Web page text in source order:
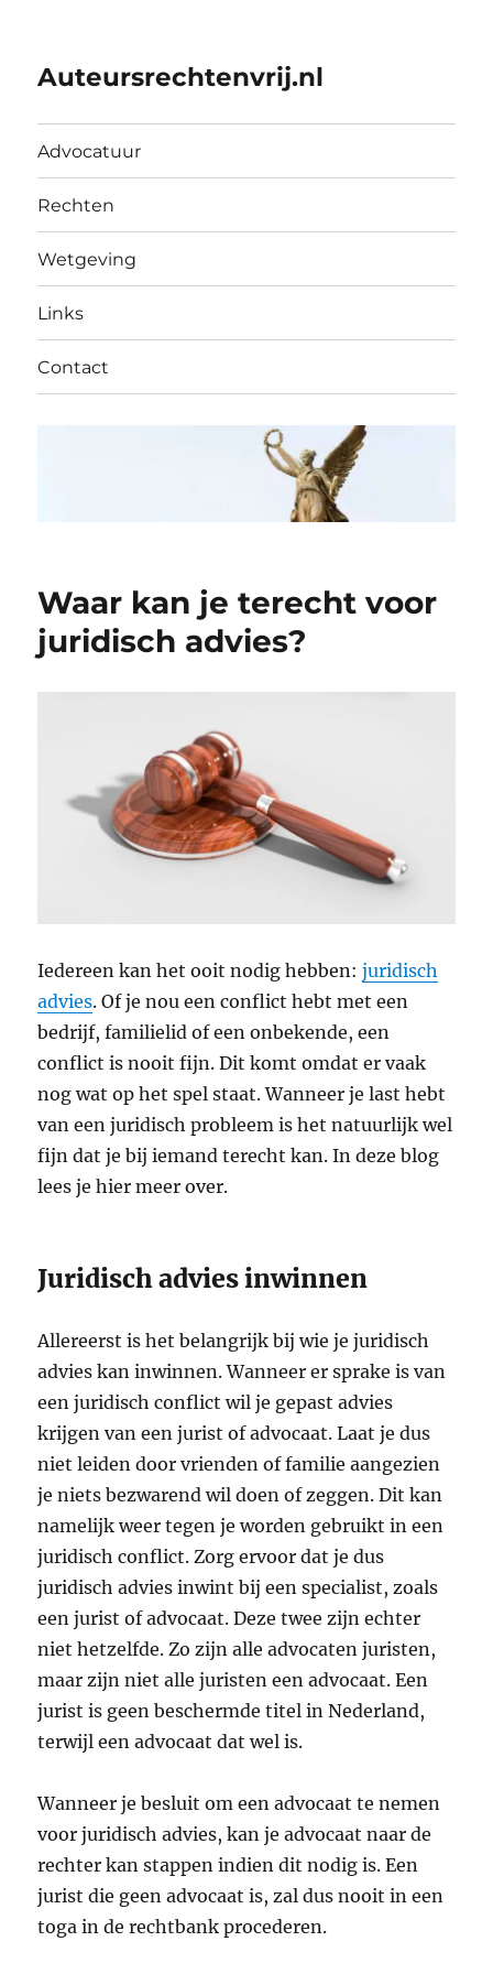
Auteursrechtenvrij.nl
Advocatuur
Rechten
Wetgeving
Links
Contact
Waar kan je terecht voor
juridisch advies?
Iedereen kan het ooit nodig hebben:juridisch
advies. Of je nou een conflict hebt met een
bedrijf, familielid of een onbekende, een
conflict is nooit fijn. Dit komt omdat er vaak
nog wat op het spel staat. Wanneer je last hebt
van een juridisch probleem is het natuurlijk wel
fijn dat je bij iemand terecht kan. In deze blog
lees je hier meer over.
Juridisch advies inwinnen
Allereerst is het belangrijk bij wie je juridisch
advies kan inwinnen. Wanneer er sprake is van
een juridisch conflict wil je gepast advies
krijgen van een jurist of advocaat. Laat je dus
niet leiden door vrienden of familie aangezien
je niets bezwarend wil doen of zeggen. Dit kan
namelijk weer tegen je worden gebruikt in een
juridisch conflict. Zorg ervoor dat je dus
juridisch advies inwint bij een specialist, zoals
een jurist of advocaat. Deze twee zijn echter
niet hetzelfde. Zo zijn alle advocaten juristen,
maar zijn niet alle juristen een advocaat. Een
jurist is geen beschermde titel in Nederland,
terwijl een advocaat dat wel is.
Wanneer je besluit om een advocaat te nemen
voor juridisch advies, kan je advocaat naar de
rechter kan stappen indien dit nodig is. Een
jurist die geen advocaat is, zal dus nooit in een
toga in de rechtbank procederen.